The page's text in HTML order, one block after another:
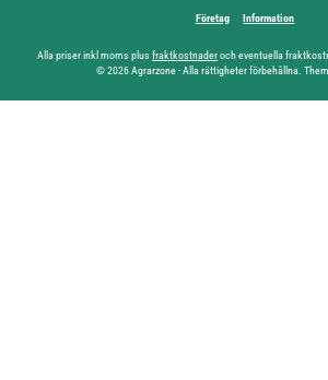
Företag Information
Alla priser inkl moms plus fraktkostnaderoch eventuella
© 2026 Agrarzone - Alla rättigheter förbehållna.